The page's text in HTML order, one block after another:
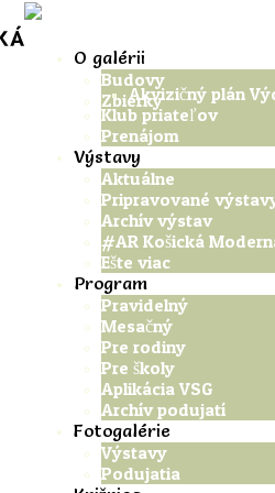
O galérii
Budovy
Zbierky
Akvizičný plán
Klub priateľov
Prenájom
Výstavy
Aktuálne
Pripravované
Archív výstav
#AR Košická
Ešte viac
Program
Pravidelný
Mesačný
Pre rodiny
Pre školy
Aplikácia VSG
Archív podujatí
Fotogalérie
Výstavy
Podujatia